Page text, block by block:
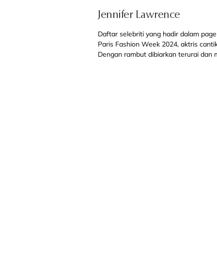
Jennifer Lawrence
Daftar selebriti yang hadir dalam
Paris Fashion Week 2024, aktris
Dengan rambut dibiarkan terurai dan